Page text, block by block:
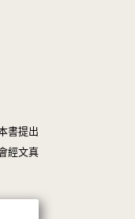
書提出
經文真